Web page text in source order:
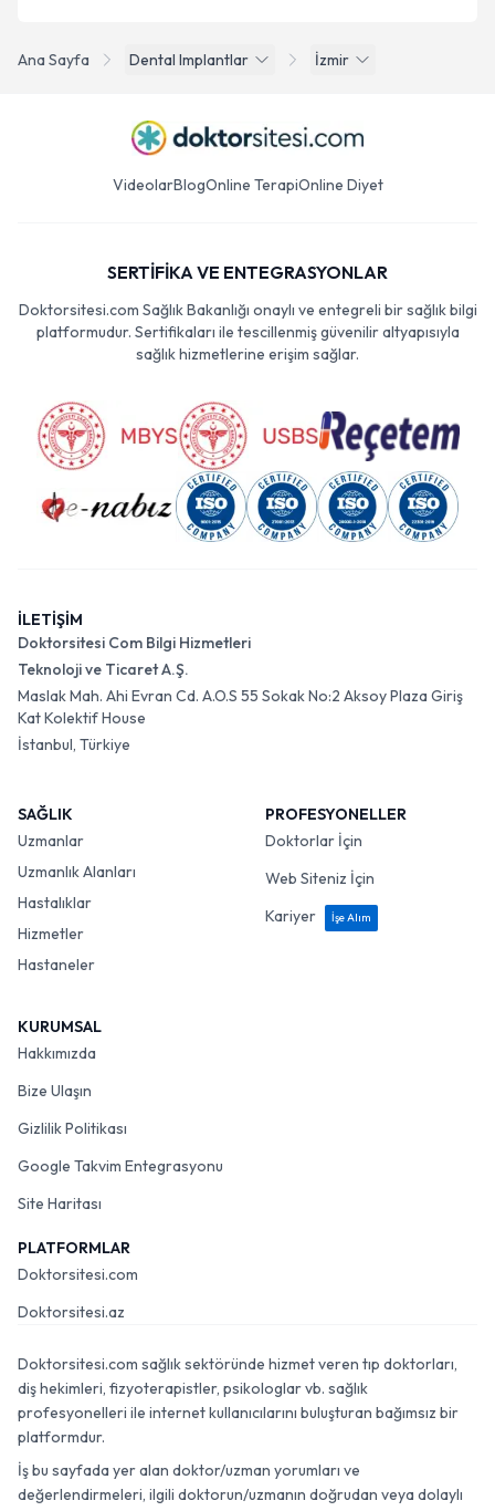
Ana Sayfa Dental Implantlar İzmir
VideolarBlogOnline TerapiOnline Diyet
SERTİFİKA VE ENTEGRASYONLAR
Doktorsitesi.com Sağlık Bakanlığı onaylı ve entegreli bir sağlık bilgi
platformudur. Sertifikaları ile tescillenmiş güvenilir altyapısıyla
sağlık hizmetlerine erişim sağlar.
İLETİŞİM
Doktorsitesi Com Bilgi Hizmetleri
Teknoloji ve Ticaret A.Ş.
Maslak Mah. Ahi Evran Cd. A.O.S 55 Sokak No:2 Aksoy Plaza Giriş
Kat Kolektif House
İstanbul, Türkiye
SAĞLIK
Uzmanlar
Uzmanlık Alanları
Hastalıklar
Hizmetler
Hastaneler
PROFESYONELLER
Doktorlar İçin
Web Siteniz İçin
Kariyer
İşe Alım
KURUMSAL
Hakkımızda
Bize Ulaşın
Gizlilik Politikası
Google Takvim Entegrasyonu
Site Haritası
PLATFORMLAR
Doktorsitesi.com
Doktorsitesi.az
Doktorsitesi.com sağlık sektöründe hizmet veren tıp doktorları,
diş hekimleri, fizyoterapistler, psikologlar vb. sağlık
profesyonelleri ile internet kullanıcılarını buluşturan bağımsız bir
platformdur.
İş bu sayfada yer alan doktor/uzman yorumları ve
değerlendirmeleri, ilgili doktorun/uzmanın doğrudan veya dolaylı